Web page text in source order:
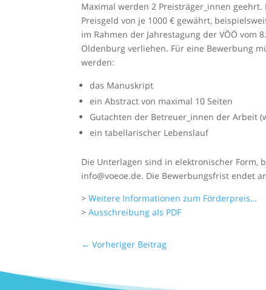
Maximal werden 2 Preisträger_innen geehrt.
Preisgeld von je 1000 € gewährt,
im Rahmen der Jahrestagung der VÖÖ vom
Oldenburg verliehen. Für eine Bewerbung
werden:
das Manuskript
ein Abstract von maximal 10 Seiten
Gutachten der Betreuer_innen der Arbeit
ein tabellarischer Lebenslauf
Die Unterlagen sind in elektronischer Form,
info@voeoe.de. Die Bewerbungsfrist endet
>Weitere Informationen zum Förderpreis…
>Ausschreibung als PDF
←Vorheriger Beitrag